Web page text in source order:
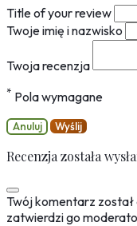
Title of your review
Twoje imię i nazwisko
Twoja recenzja
* Pola wymagane
Anuluj Wyślij
Recenzja została
Twój komentarz
zatwierdzi go